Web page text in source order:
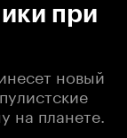
при
новый
на планете.